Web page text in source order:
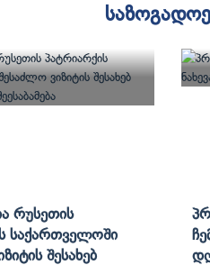
Რუსეთის
Საქართველოში
Შესახებ